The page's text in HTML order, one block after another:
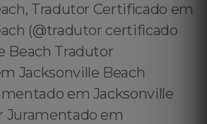
Tradutor Certificado em
(@tradutor certificado
Beach Tradutor
Jacksonville Beach
em Jacksonville
Juramentado em